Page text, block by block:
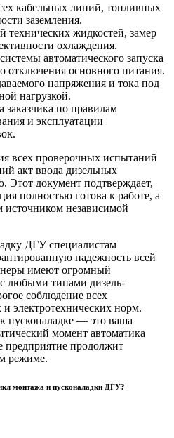
кабельных линий, топливных
заземления.
технических жидкостей, замер
охлаждения.
автоматического запуска
отключения основного питания.
напряжения и тока под
нагрузкой.
заказчика по правилам
и эксплуатации
всех проверочных испытаний
акт ввода дизельных
Этот документ подтверждает,
полностью готова к работе, а
источником независимой
ДГУ специалистам
надежность всей
имеют огромный
любыми типами дизель-
соблюдение всех
электротехнических норм.
пусконаладке — это ваша
момент автоматика
предприятие продолжит
режиме.
монтажа и пусконаладки ДГУ?